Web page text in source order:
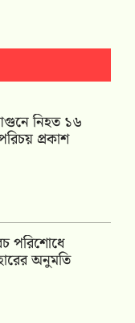
নিহত ১৬
প্রকাশ
পরিশোধে
অনুমতি